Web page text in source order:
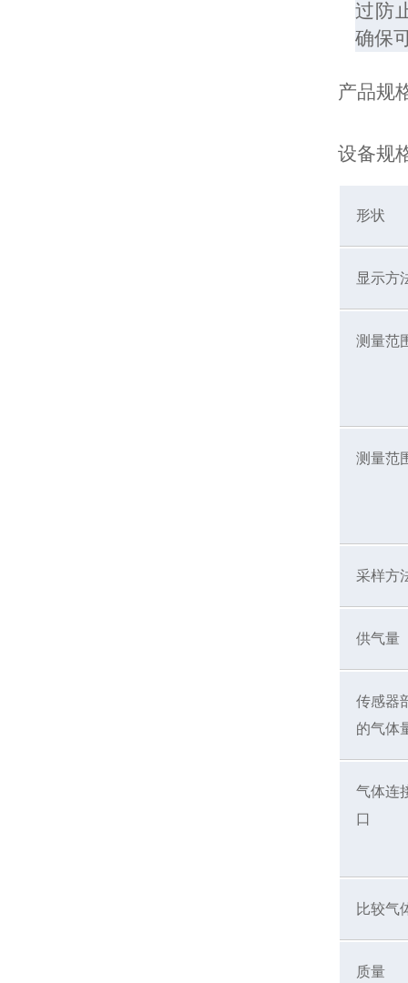
过防
确保
产品规
设备规
形状
显示方
测量范
测量范
采样方
供气量
传感器
的气体
气体连
口
比较气
质量